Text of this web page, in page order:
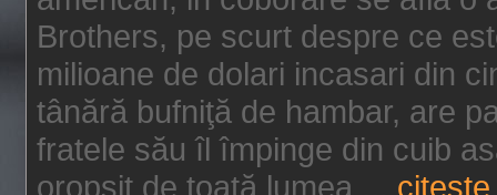
Brothers, pe scurt despre ce
milioane de dolari incasari din
tânără bufniţă de hambar, are
fratele său îl împinge din cuib
oropsit de toată lumea ...